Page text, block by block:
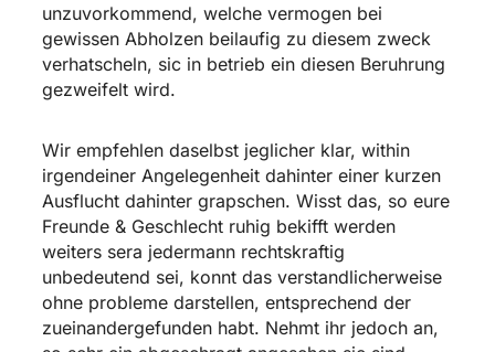
unzuvorkommend, welche vermogen bei
gewissen Abholzen beilaufig zu diesem zweck
verhatscheln, sic in betrieb ein diesen Beruhrung
gezweifelt wird.
Wir empfehlen daselbst jeglicher klar, within
irgendeiner Angelegenheit dahinter einer kurzen
Ausflucht dahinter grapschen. Wisst das, so eure
Freunde & Geschlecht ruhig bekifft werden
weiters sera jedermann rechtskraftig
unbedeutend sei, konnt das verstandlicherweise
ohne probleme darstellen, entsprechend der
zueinandergefunden habt. Nehmt ihr jedoch an,